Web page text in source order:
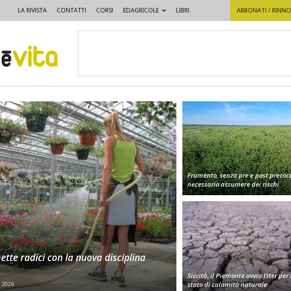
LA RIVISTA CONTATTI CORSI EDAGRICOLE LIBRI ABBONATI /
radici con la nuova disciplina
2026
Frumento, senza pre e post
necessario assumere dei rischi
Siccità, il Piemonte avvia l’iter per
stato di calamità naturale